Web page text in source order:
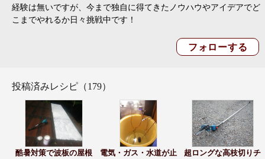
経験は無いですが、今まで独自に得てきたノウハウやアイデアでど
こまでやれるか日々挑戦中です！
投稿済みレシピ（179）
酷暑対策で波板の屋根
電気・ガス・水道が止
超ロングな高枝切りチ